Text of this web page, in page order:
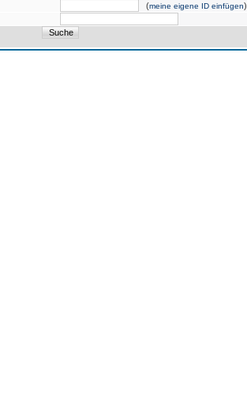
(meine eigene ID einfügen)